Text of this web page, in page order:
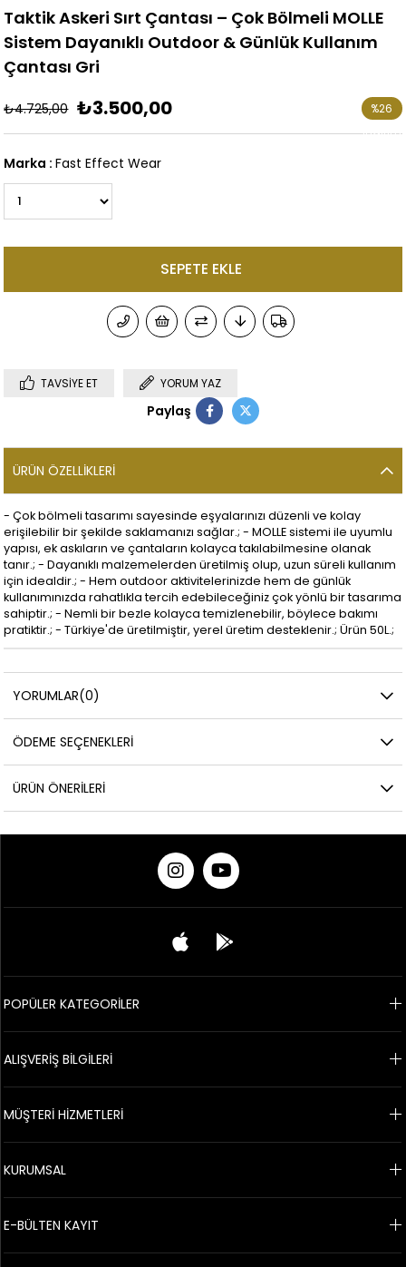
Taktik Askeri Sırt Çantası – Çok Bölmeli MOLLE
Sistem Dayanıklı Outdoor & Günlük Kullanım
Çantası Gri
₺4.725,00 ₺3.500,00 %26
İndirim
Marka : Fast Effect Wear
TAVSIYE ET YORUM YAZ
Paylaş
ÜRÜN ÖZELLIKLERI
- Çok bölmeli tasarımı sayesinde eşyalarınızı düzenli ve kolay
erişilebilir bir şekilde saklamanızı sağlar.; - MOLLE sistemi ile uyumlu
yapısı, ek askıların ve çantaların kolayca takılabilmesine olanak
tanır.; - Dayanıklı malzemelerden üretilmiş olup, uzun süreli kullanım
için idealdir.; - Hem outdoor aktivitelerinizde hem de günlük
kullanımınızda rahatlıkla tercih edebileceğiniz çok yönlü bir tasarıma
sahiptir.; - Nemli bir bezle kolayca temizlenebilir, böylece bakımı
pratiktir.; - Türkiye'de üretilmiştir, yerel üretim desteklenir.; Ürün 50L.;
YORUMLAR(0)
ÖDEME SEÇENEKLERI
ÜRÜN ÖNERILERI
POPÜLER KATEGORİLER
ALIŞVERİŞ BİLGİLERİ
MÜŞTERİ HİZMETLERİ
KURUMSAL
E-BÜLTEN KAYIT